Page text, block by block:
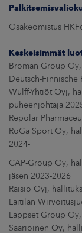
Osakeomistus
Keskeisimmät
Broman Group
Deutsch-Finnische
Wulff-Yhtiöt Oyj,
puheenjohtaja
Repolar
RoGa Sport Oy,
2024-
CAP-Group Oy,
jäsen 2023-2026
Raisio Oyj,
Laitilan
Lappset Group
Saarioinen Oy,